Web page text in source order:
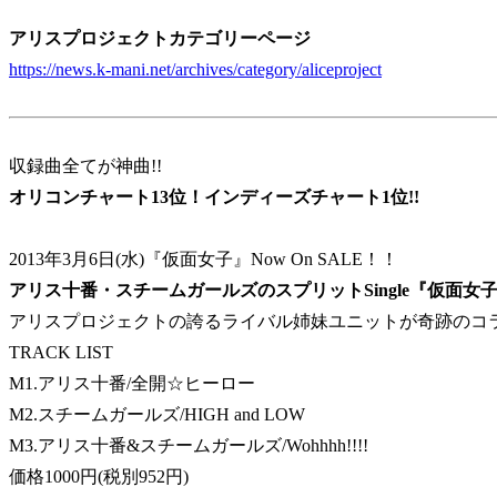
アリスプロジェクトカテゴリーページ
https://news.k-mani.net/archives/category/aliceproject
収録曲全てが神曲!!
オリコンチャート13位！インディーズチャート1位!!
2013年3月6日(水)『仮面女子』Now On SALE！！
アリス十番・スチームガールズのスプリットSingle『仮面女子
アリスプロジェクトの誇るライバル姉妹ユニットが奇跡のコ
TRACK LIST
M1.アリス十番/全開☆ヒーロー
M2.スチームガールズ/HIGH and LOW
M3.アリス十番&スチームガールズ/Wohhhh!!!!
価格1000円(税別952円)